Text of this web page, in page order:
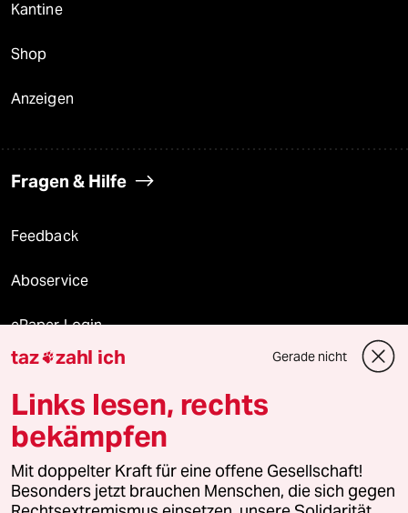
Kantine
Shop
Anzeigen
Fragen & Hilfe
Feedback
Aboservice
ePaper Login
Downloads für Abonnierende
© 2026 taz Verlags und Vertriebs GmbH
Alle Rechte vorbehalten. Bei rechtlichen Fragen oder für Genehmigungen
wenden Sie sich bitte an lizenzen@taz.de
taz zahl ich Gerade nicht
Links lesen, rechts
bekämpfen
Mit doppelter Kraft für eine offene Gesellschaft!
Besonders jetzt brauchen Menschen, die sich gegen